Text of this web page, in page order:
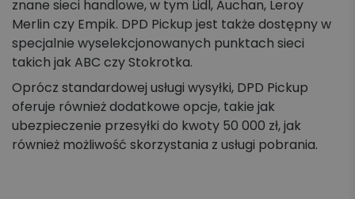
znane sieci handlowe, w tym Lidl, Auchan, Leroy
Merlin czy Empik. DPD Pickup jest także dostępny w
specjalnie wyselekcjonowanych punktach sieci
takich jak ABC czy Stokrotka.
Oprócz standardowej usługi wysyłki, DPD Pickup
oferuje również dodatkowe opcje, takie jak
ubezpieczenie przesyłki do kwoty 50 000 zł, jak
również możliwość skorzystania z usługi pobrania.